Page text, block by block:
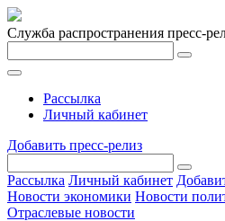
Служба распространения пресс-
Рассылка
Личный кабинет
Добавить пресс-релиз
Рассылка Личный кабинет
Новости экономики Новости
Отраслевые новости